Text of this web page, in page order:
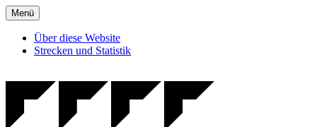
Zum
Inhalt
springen
Menü
Über diese Website
Strecken und Statistik